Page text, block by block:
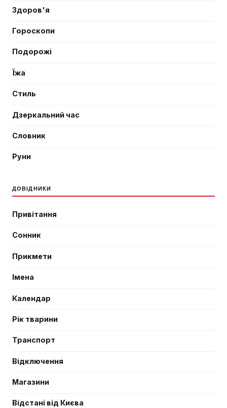
Здоров'я
Гороскопи
Подорожі
Їжа
Стиль
Дзеркальний час
Словник
Руни
ДОВІДНИКИ
Привітання
Сонник
Прикмети
Імена
Календар
Рік тварини
Транспорт
Відключення
Магазини
Відстані від Києва